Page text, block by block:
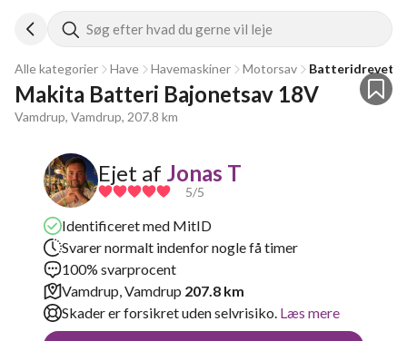
Søg efter hvad du gerne vil leje
Alle kategorier Have Havemaskiner Motorsav Batteridrevet
Makita Batteri Bajonetsav 18V
Vamdrup, Vamdrup, 207.8 km
Ejet af Jonas T
5/5
Identificeret med MitID
Svarer normalt indenfor nogle få timer
100% svarprocent
Vamdrup, Vamdrup 207.8 km
Skader er forsikret uden selvrisiko. Læs mere